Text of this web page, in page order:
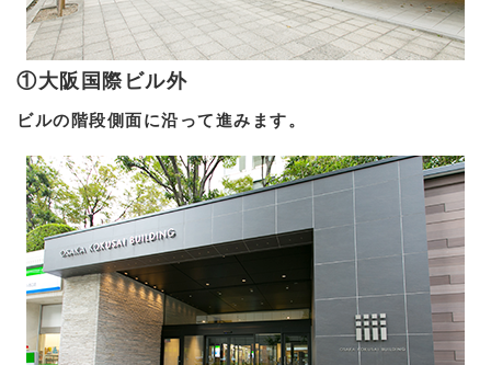
①大阪国際ビル外
ビルの階段側面に沿って進みます。